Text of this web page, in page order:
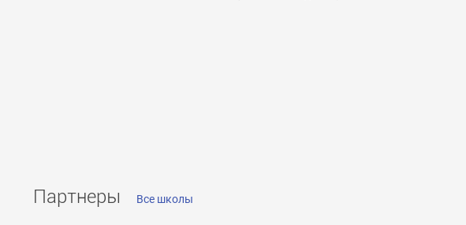
Партнеры Все школы